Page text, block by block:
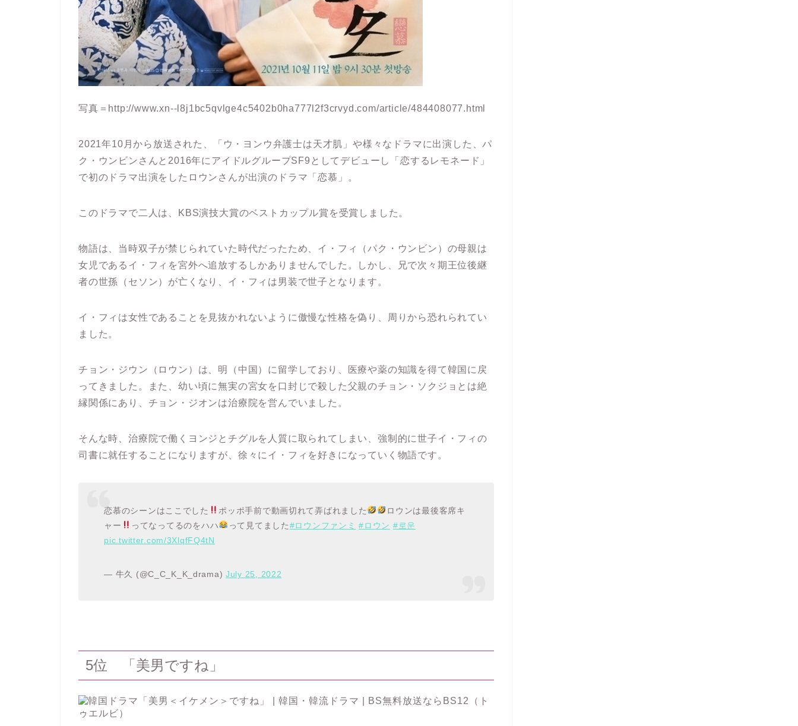
写真＝http://www.xn--l8j1bc5qvlge4c5402b0ha777l2f3crvyd.com/article/484408077.html
2021年10月から放送された、「ウ・ヨンウ弁護士は天才肌」や様々なドラマに出演した、パ
ク・ウンビンさんと2016年にアイドルグループSF9としてデビューし「恋するレモネード」
で初のドラマ出演をしたロウンさんが出演のドラマ「恋慕」。
このドラマで二人は、KBS演技大賞のベストカップル賞を受賞しました。
物語は、当時双子が禁じられていた時代だったため、イ・フィ（パク・ウンビン）の母親は
女児であるイ・フィを宮外へ追放するしかありませんでした。しかし、兄で次々期王位後継
者の世孫（セソン）が亡くなり、イ・フィは男装で世子となります。
イ・フィは女性であることを見抜かれないように傲慢な性格を偽り、周りから恐れられてい
ました。
チョン・ジウン（ロウン）は、明（中国）に留学しており、医療や薬の知識を得て韓国に戻
ってきました。また、幼い頃に無実の宮女を口封じで殺した父親のチョン・ソクジョとは絶
縁関係にあり、チョン・ジオンは治療院を営んでいました。
そんな時、治療院で働くヨンジとチグルを人質に取られてしまい、強制的に世子イ・フィの
司書に就任することになりますが、徐々にイ・フィを好きになっていく物語です。
恋慕のシーンはここでした ポッポ手前で動画切れて弄ばれました
ロウンは最後客席キ
ャー
ってなってるのをハハ って見てました#ロウンファンミ #ロウン #로운
pic.twitter.com/3XlqfFQ4tN
— 牛久 (@C_C_K_K_drama)July 25, 2022
5位 「美男ですね」